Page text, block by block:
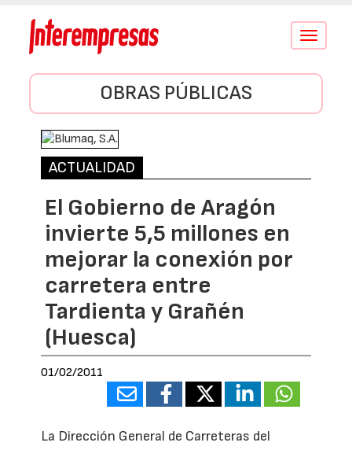
Conmutar
OBRAS PÚBLICAS
ACTUALIDAD
El Gobierno de Aragón
invierte 5,5 millones en
mejorar la conexión por
carretera entre
Tardienta y Grañén
(Huesca)
01/02/2011
La Dirección General de Carreteras del